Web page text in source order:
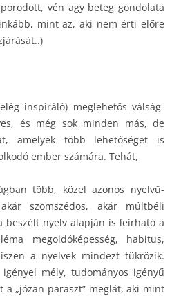
vén agy beteg gondolata
mint az, aki nem érti előre
inspiráló) meglehetős válság-
és még sok minden más, de
amelyek több lehetőséget is
ember számára. Tehát,
több, közel azonos nyelvű-
szomszédos, akár múltbéli
beszélt nyelv alapján is leírható a
megoldóképesség, habitus,
a nyelvek mindezt tükrözik.
mély, tudományos igényű
a „józan paraszt” meglát, aki mint